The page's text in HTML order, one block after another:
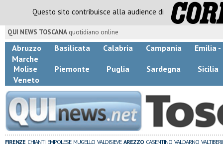
Questo sito contribuisce alla audience di
QUI NEWS TOSCANA quotidiano online
Abruzzo Basilicata Calabria Campania
Emilia -
Marche
Molise
Piemonte Puglia Sardegna
Sicilia
Veneto
FIRENZE CHIANTI EMPOLESE MUGELLO VALDISIEVE AREZZO CASENTINO VALDARNO